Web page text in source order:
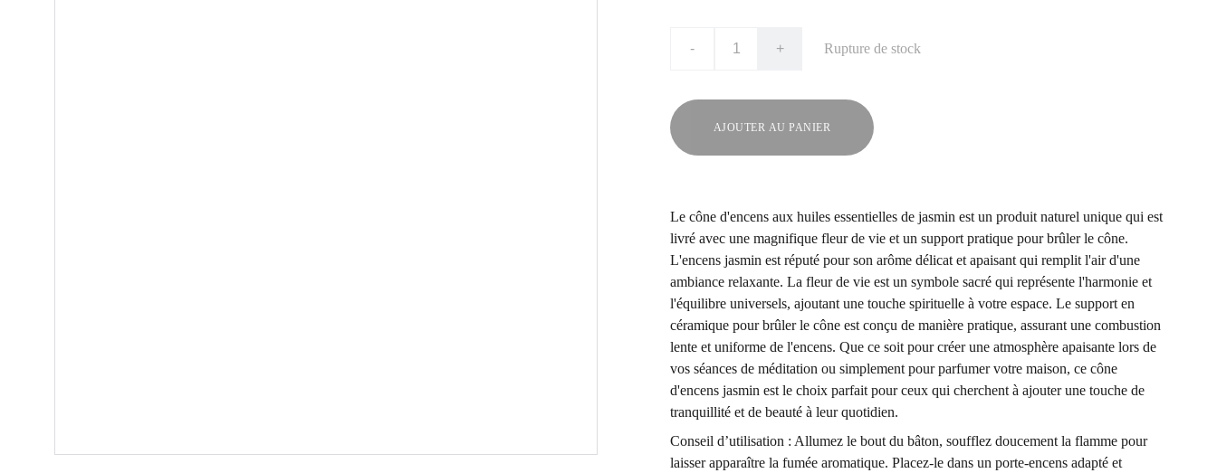
- + Rupture de stock
AJOUTER AU PANIER
Le cône d'encens aux huiles essentielles de jasmin est un produit naturel unique qui est
livré avec une magnifique fleur de vie et un support pratique pour brûler le cône.
L'encens jasmin est réputé pour son arôme délicat et apaisant qui remplit l'air d'une
ambiance relaxante. La fleur de vie est un symbole sacré qui représente l'harmonie et
l'équilibre universels, ajoutant une touche spirituelle à votre espace. Le support en
céramique pour brûler le cône est conçu de manière pratique, assurant une combustion
lente et uniforme de l'encens. Que ce soit pour créer une atmosphère apaisante lors de
vos séances de méditation ou simplement pour parfumer votre maison, ce cône
d'encens jasmin est le choix parfait pour ceux qui cherchent à ajouter une touche de
tranquillité et de beauté à leur quotidien.
Conseil d’utilisation : Allumez le bout du bâton, soufflez doucement la flamme pour
laisser apparaître la fumée aromatique. Placez-le dans un porte-encens adapté et